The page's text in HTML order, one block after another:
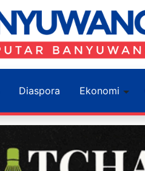
Diaspora Ekonomi